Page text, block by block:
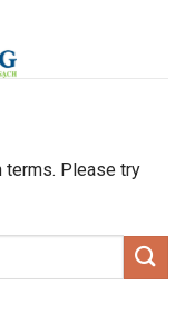
terms. Please try